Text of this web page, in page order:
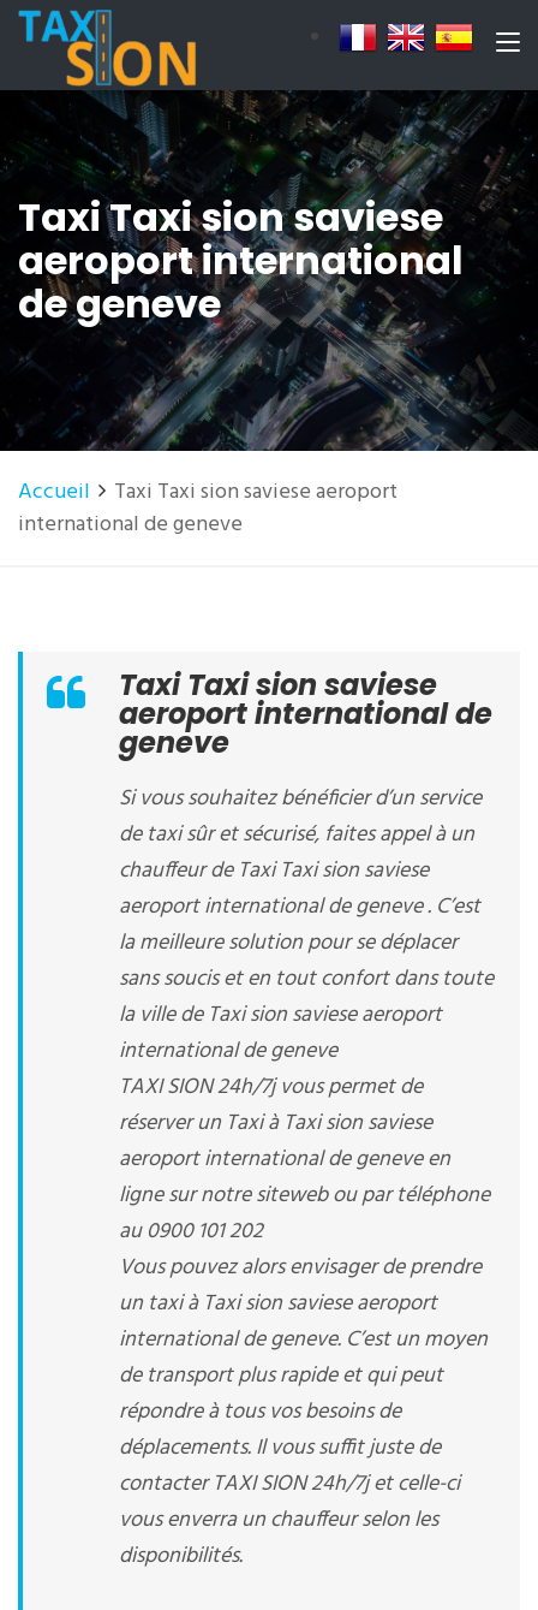
Taxi Taxi sion saviese
aeroport international
de geneve
Accueil
Taxi Taxi sion saviese aeroport
international de geneve
Taxi Taxi sion saviese
aeroport international de
geneve
Si vous souhaitez bénéficier d’un service
de taxi sûr et sécurisé, faites appel à un
chauffeur de Taxi Taxi sion saviese
aeroport international de geneve . C’est
la meilleure solution pour se déplacer
sans soucis et en tout confort dans toute
la ville de Taxi sion saviese aeroport
international de geneve
TAXI SION 24h/7j vous permet de
réserver un Taxi à Taxi sion saviese
aeroport international de geneve en
ligne sur notre siteweb ou par téléphone
au 0900 101 202
Vous pouvez alors envisager de prendre
un taxi à Taxi sion saviese aeroport
international de geneve. C’est un moyen
de transport plus rapide et qui peut
répondre à tous vos besoins de
déplacements. Il vous suffit juste de
contacter TAXI SION 24h/7j et celle-ci
vous enverra un chauffeur selon les
disponibilités.